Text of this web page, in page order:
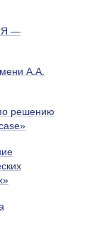
—
А.А.
решению